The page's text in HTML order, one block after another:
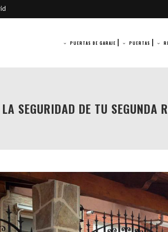
PUERTAS DE GARAJE PUERTAS
SEGURIDAD DE TU SEGUNDA